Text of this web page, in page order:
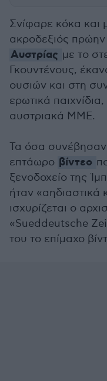
Σνίφαρε κόκα και
ακροδεξιός πρώην
Αυστρίας με το
Γκουντένους,
ουσιών και στη
ερωτικά
αυστριακά ΜΜΕ.
Τα όσα συνέβησαν
επτάωρο βίντεο
ξενοδοχείο της
ήταν «αηδιαστικά
ισχυρίζεται ο
«Sueddeutsche
του το επίμαχο